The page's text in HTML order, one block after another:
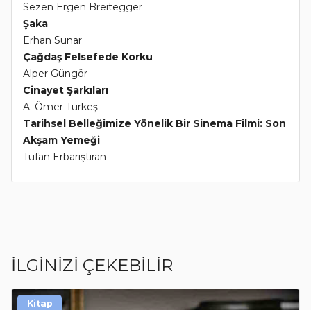
Sezen Ergen Breitegger
Şaka
Erhan Sunar
Çağdaş Felsefede Korku
Alper Güngör
Cinayet Şarkıları
A. Ömer Türkeş
Tarihsel Belleğimize Yönelik Bir Sinema Filmi: Son
Akşam Yemeği
Tufan Erbarıştıran
İLGİNİZİ ÇEKEBİLİR
Kitap